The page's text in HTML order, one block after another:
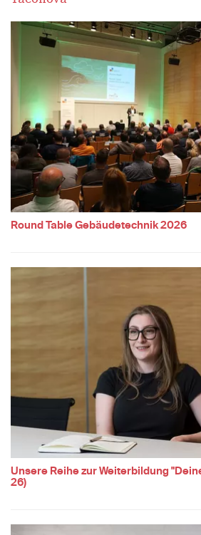
Round Table Gebäudetechnik 2026
Unsere Reihe zur Weiterbildung
26)